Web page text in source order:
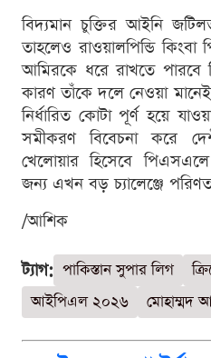
বিদ্যমান চুক্তির আইনি
তাহলেও রাওয়ালপিন্ডি
আমিরকে ধরে রাখতে পারবে
কারণ তাঁকে দলে নেওয়া
নির্ধারিত কোটা পূর্ণ হয়ে
সমীকরণ বিবেচনা করে
খেলোয়ার হিসেবে
জন্য এখন বড় চ্যালেঞ্জে
/আশিক
ট্যাগ: পাকিস্তান সুপার লিগ
আইপিএল ২০২৬
মোহাম্মদ